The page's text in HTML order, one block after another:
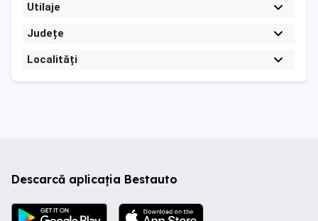
Utilaje
Județe
Localități
Descarcă aplicația Bestauto